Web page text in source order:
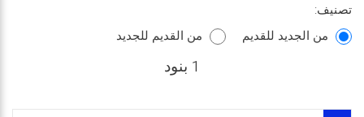
تصنيف:
من الجديد للقديم
من القديم للجديد
1 بنود